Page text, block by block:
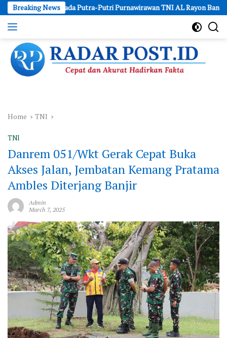
Skip
to
content
Breaking News
Kepada Putra-Putri Purnawirawan TNI AL Rayon Bandung
dan
Akurat
Hadirkan
Fakta
Home TNI
TNI
Danrem 051/Wkt Gerak Cepat Buka
Akses Jalan, Jembatan Kemang Pratama
Ambles Diterjang Banjir
Admin
March 7, 2025